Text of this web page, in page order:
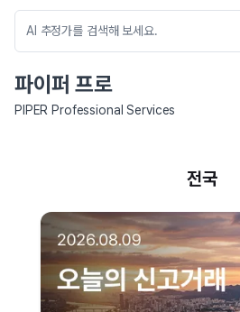
파이퍼 프로
PIPER Professional Services